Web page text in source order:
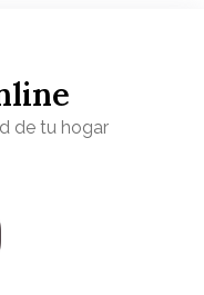
de tu hogar